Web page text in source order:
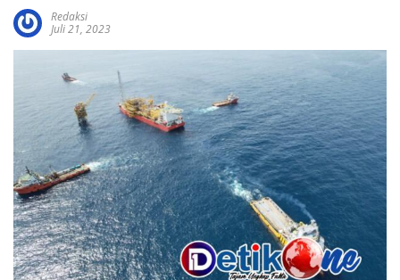
Redaksi
Juli 21, 2023